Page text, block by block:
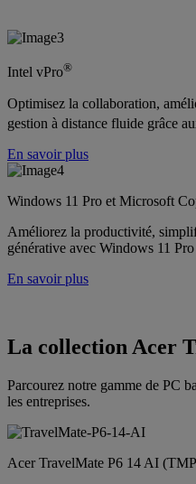
Intel vPro®
Optimisez la collaboration,
gestion à distance fluide grâce
En savoir plus
Windows 11 Pro et Microsoft
Améliorez la productivité,
générative avec Windows 11
En savoir plus
La collection Acer
Parcourez notre gamme de PC
les entreprises.
Acer TravelMate P6 14 AI